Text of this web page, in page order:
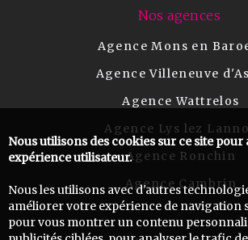
Nos agences
Agence Mons en
Agence Villeneuve
Agence Wattrelos
Agence Lys lez
Agence Ronchin
Agence Cambrin
Nous utilisons des cookies sur ce site
expérience utilisateur.
Nous les utilisons avec d'autres
améliorer votre expérience de navigation
pour vous montrer un contenu